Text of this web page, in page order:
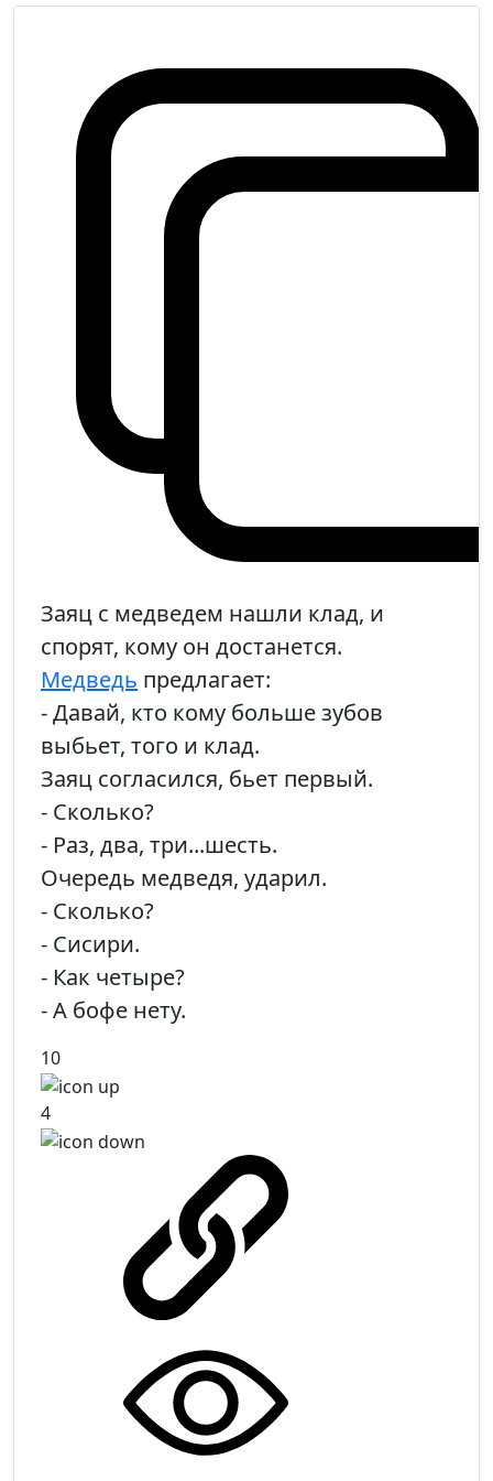
Заяц с медведем нашли клад, и
спорят, кому он достанется.
Медведь предлагает:
- Давай, кто кому больше зубов
выбьет, того и клад.
Заяц согласился, бьет первый.
- Сколько?
- Раз, два, три...шесть.
Очередь медведя, ударил.
- Сколько?
- Сисири.
- Как четыре?
- А бофе нету.
10
4